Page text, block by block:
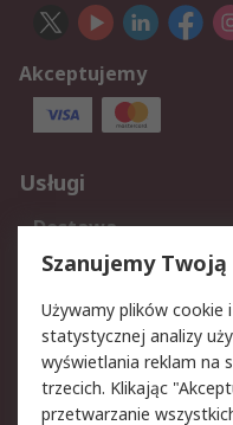
Akceptujemy
Usługi
Dostawa
Reklamacje i zwroty
Aspekty prawne
Bezpieczeństwo e-
Szanujemy
Używamy plików cookie
statystycznej analizy
wyświetlania reklam na
trzecich. Klikając
przetwarzanie